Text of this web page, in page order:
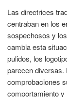
Las directrices
centraban en los
sospechosos y
cambia esta
pulidos, los
parecen diversas.
comprobaciones
comportamiento